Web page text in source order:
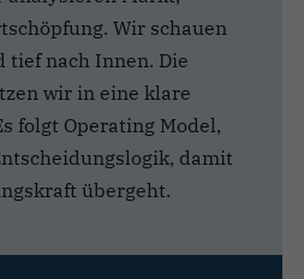
Wir schauen
tief nach Innen. Die
wir in eine klare
folgt Operating Model,
damit
übergeht.